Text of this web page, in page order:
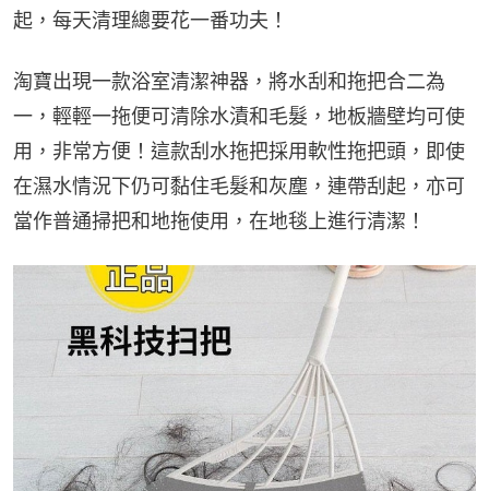
起，每天清理總要花一番功夫！
淘寶出現一款浴室清潔神器，將水刮和拖把合二為
一，輕輕一拖便可清除水漬和毛髮，地板牆壁均可使
用，非常方便！這款刮水拖把採用軟性拖把頭，即使
在濕水情況下仍可黏住毛髮和灰塵，連帶刮起，亦可
當作普通掃把和地拖使用，在地毯上進行清潔！